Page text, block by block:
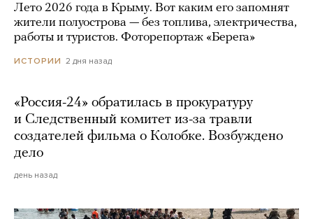
Лето 2026 года в Крыму. Вот каким его запомнят
жители полуострова — без топлива, электричества,
работы и туристов. Фоторепортаж «Берега»
ИСТОРИИ 2 дня назад
«Россия-24» обратилась в прокуратуру
и Следственный комитет из-за травли
создателей фильма о Колобке. Возбуждено
дело
день назад